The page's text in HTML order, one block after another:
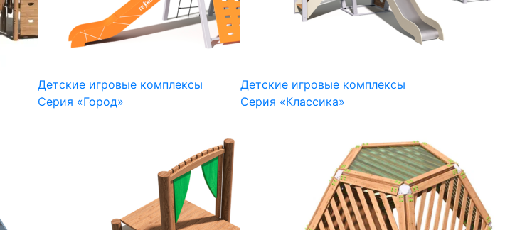
Детские игровые комплексы
Серия «Город»
Детские игровые комплексы
Серия «Классика»